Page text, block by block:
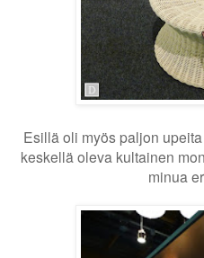
Esillä oli myös paljon upeita
keskellä oleva kultainen
minua